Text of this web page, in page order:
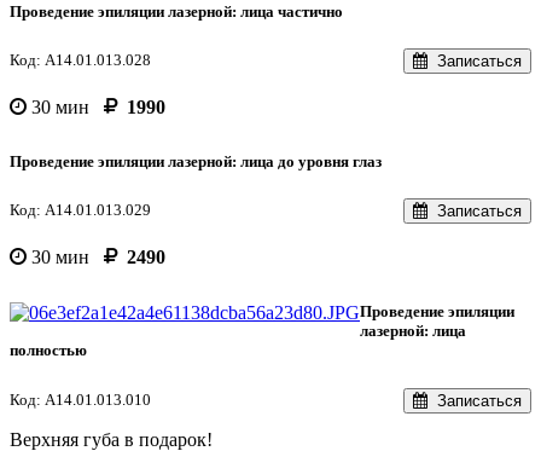
Проведение эпиляции лазерной: лица частично
Код: A14.01.013.028 Записаться
30 мин 1990
Проведение эпиляции лазерной: лица до уровня глаз
Код: A14.01.013.029 Записаться
30 мин 2490
Проведение эпиляции
лазерной: лица
полностью
Код: A14.01.013.010 Записаться
Верхняя губа в подарок!